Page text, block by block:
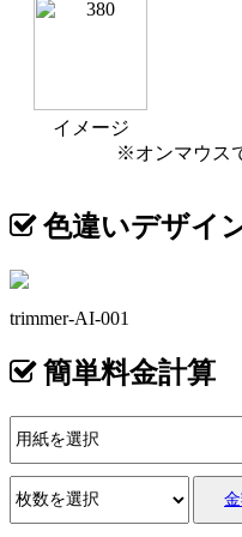
イメージ
※オンマウス
色違いデザイ
trimmer-AI-001
簡単料金計算